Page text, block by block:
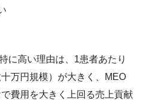
に高い理由は、1患者あたり
万円規模）が大きく、MEO
費用を大きく上回る売上貢献